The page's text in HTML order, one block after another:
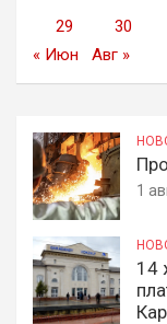
29
30
« Июн
Авг »
1
14